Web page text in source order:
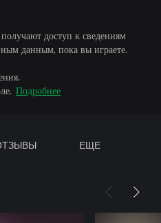
доступ к сведениям
данным, пока вы играете.
Подробнее
ЕЩЕ